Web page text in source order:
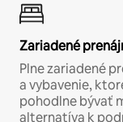
Zariadené
Plne zariadené
a vybavenie,
pohodlne bývať
alternatíva k